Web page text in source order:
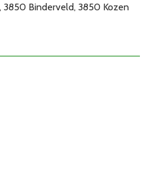
3850 Binderveld 3850 Kozen